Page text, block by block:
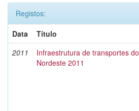
Registos:
Data
Título
2011
Infraestrutura de transportes do
Nordeste 2011